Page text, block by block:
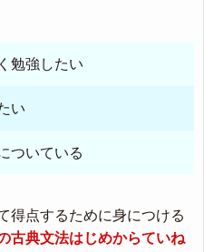
勉強したい
い
ついている
得点するために身につける
古典文法はじめからていね